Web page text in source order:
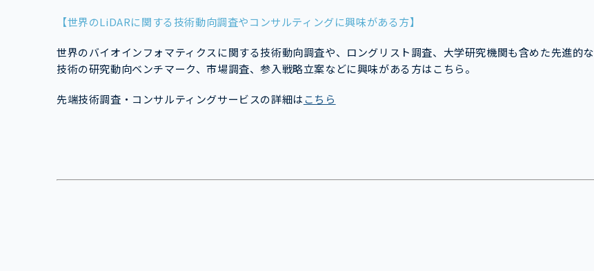
【世界のLiDARに関する技術動向調査やコンサルティングに興味がある方】
世界のバイオインフォマティクスに関する技術動向調査や、ロングリスト調査、大学研究機関も含めた先進的な
技術の研究動向ベンチマーク、市場調査、参入戦略立案などに興味がある方はこちら。
先端技術調査・コンサルティングサービスの詳細はこちら